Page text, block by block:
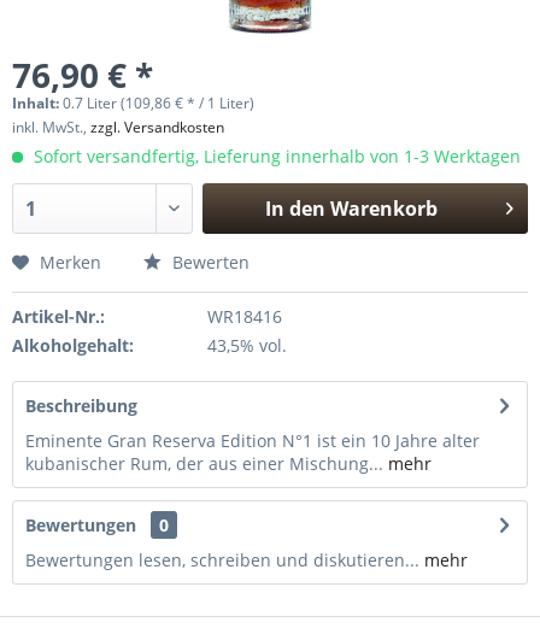
76,90 € *
Inhalt:0.7 Liter (109,86 € * / 1 Liter)
inkl. MwSt., zzgl. Versandkosten
Sofort versandfertig, Lieferung innerhalb von 1-3 Werktagen
In den Warenkorb
Merken Bewerten
Artikel-Nr.:
WR18416
Alkoholgehalt:
43,5% vol.
Beschreibung
Eminente Gran Reserva Edition N°1 ist ein 10 Jahre alter
kubanischer Rum, der aus einer Mischung... mehr
Bewertungen
0
Bewertungen lesen, schreiben und diskutieren... mehr